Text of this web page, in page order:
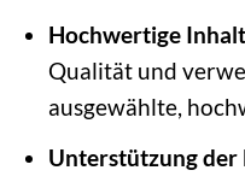
Hochwertige
Qualität und
ausgewählte,
Unterstützung der